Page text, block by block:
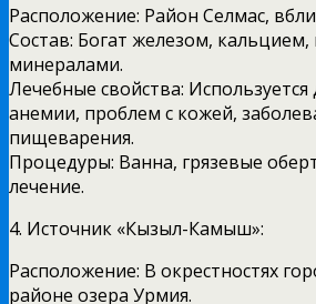
Расположение: Район Селмас,
Состав: Богат железом,
минералами.
Лечебные свойства: Используется
анемии, проблем с кожей,
пищеварения.
Процедуры: Ванна, грязевые
лечение.
4. Источник «Кызыл-Камыш»:
Расположение: В окрестностях
районе озера Урмия.